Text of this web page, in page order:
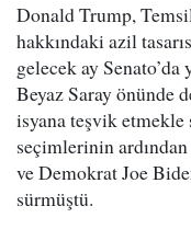
Donald Trump,
hakkındaki azil
gelecek ay
Beyaz Saray önünde
isyana teşvik etmekle
seçimlerinin
ve Demokrat Joe
sürmüştü.